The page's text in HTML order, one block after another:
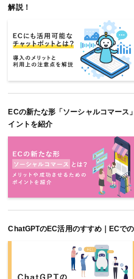
解説！
ECの新たな形「ソーシャルコマース
イントを紹介
ChatGPTのEC活用のすすめ｜ECで